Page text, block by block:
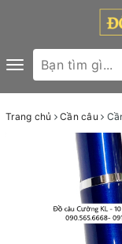
Toggle
navigation
Trang chủ Cần câu